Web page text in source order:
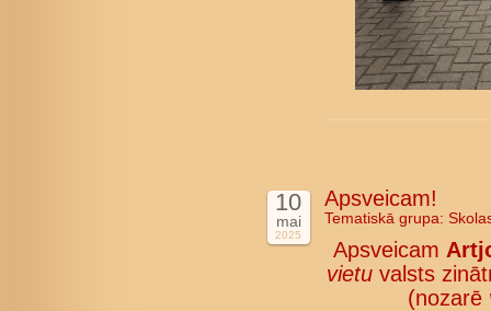
10
mai
2025
Apsveicam!
Tematiskā grupa:
Apsveicam
vietuvalsts
(nozarē